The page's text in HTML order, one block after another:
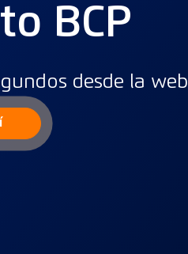
BCP
desde la web